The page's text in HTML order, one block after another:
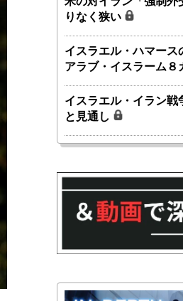
りなく狭い
イスラエル・ハマース
アラブ・イスラーム８
イスラエル・イラン
と見通し